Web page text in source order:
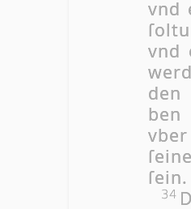
vnd
vnd
ſein.
34